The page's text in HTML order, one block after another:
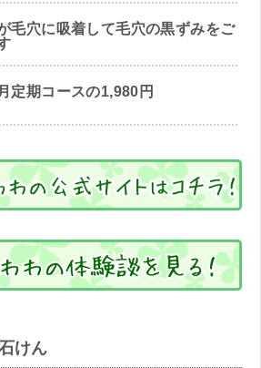
毛穴に吸着して毛穴の黒ずみをご
定期コースの1,980円
けん